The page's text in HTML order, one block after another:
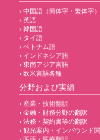
› 中国語（簡体字・繁体字）
› 英語
› 韓国語
› タイ語
› ベトナム語
› インドネシア語
› 東南アジア言語
› 欧米言語各種
分野および実績
› 産業・技術翻訳
› 金融・財務分野の翻訳
› 法務・契約書等の翻訳
› 観光案内・インバウンド